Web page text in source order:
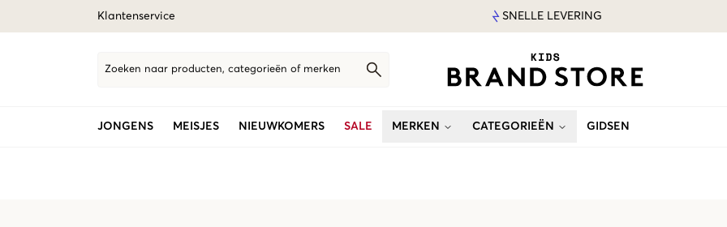
Klantenservice SNELLE LEVERING
Zoeken naar producten, categorieën of merken
JONGENS MEISJES NIEUWKOMERS SALE MERKEN CATEGORIEËN GIDSEN